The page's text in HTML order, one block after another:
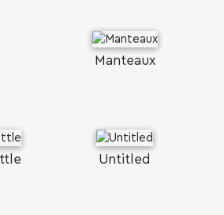
AND PRESS ENTER
Manteaux
Untitled